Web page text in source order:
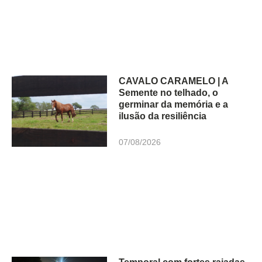
CAVALO CARAMELO | A
Semente no telhado, o
germinar da memória e a
ilusão da resiliência
07/08/2026